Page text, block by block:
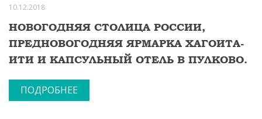
10.12.2018
НОВОГОДНЯЯ СТОЛИЦА РОССИИ,
ПРЕДНОВОГОДНЯЯ ЯРМАРКА ХАГОИТА-
ИТИ И КАПСУЛЬНЫЙ ОТЕЛЬ В ПУЛКОВО.
ПОДРОБНЕЕ